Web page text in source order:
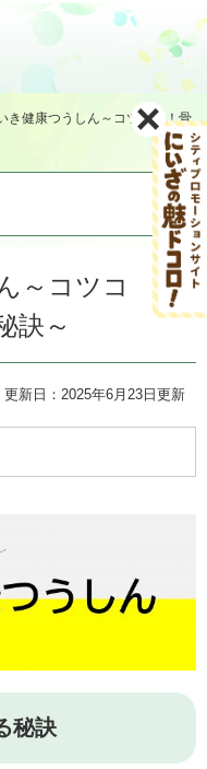
き健康つうしん～コツコツ！骨
～コツコ
訣～
更新日：2025年6月23日更新
秘訣